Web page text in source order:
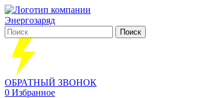
Поиск
ОБРАТНЫЙ ЗВОНОК
0 Избранное